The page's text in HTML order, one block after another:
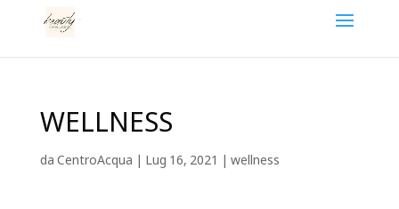
WELLNESS
daCentroAcqua | Lug 16, 2021 | wellness